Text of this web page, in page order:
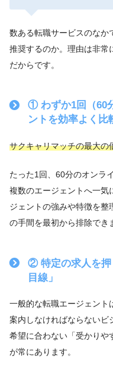
数ある転職サービスのなか
推奨するのか。理由は非常
だからです。
① わずか1回（60
ントを効率よく比
サクキャリマッチの最大の
たった1回、60分のオンラ
複数のエージェントへ一気
ジェントの強みや特徴を整
の手間を最初から排除でき
② 特定の求人を押
目線」
一般的な転職エージェント
案内しなければならないビ
希望に合わない「受かりや
が常にあります。